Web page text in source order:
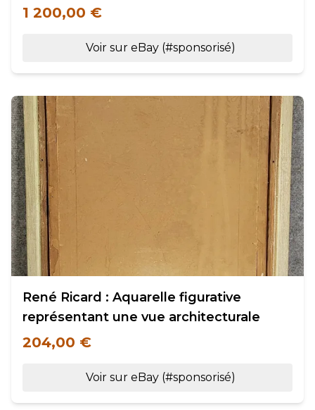
1 200,00 €
Voir sur eBay (#sponsorisé)
René Ricard : Aquarelle figurative
représentant une vue architecturale
204,00 €
Voir sur eBay (#sponsorisé)